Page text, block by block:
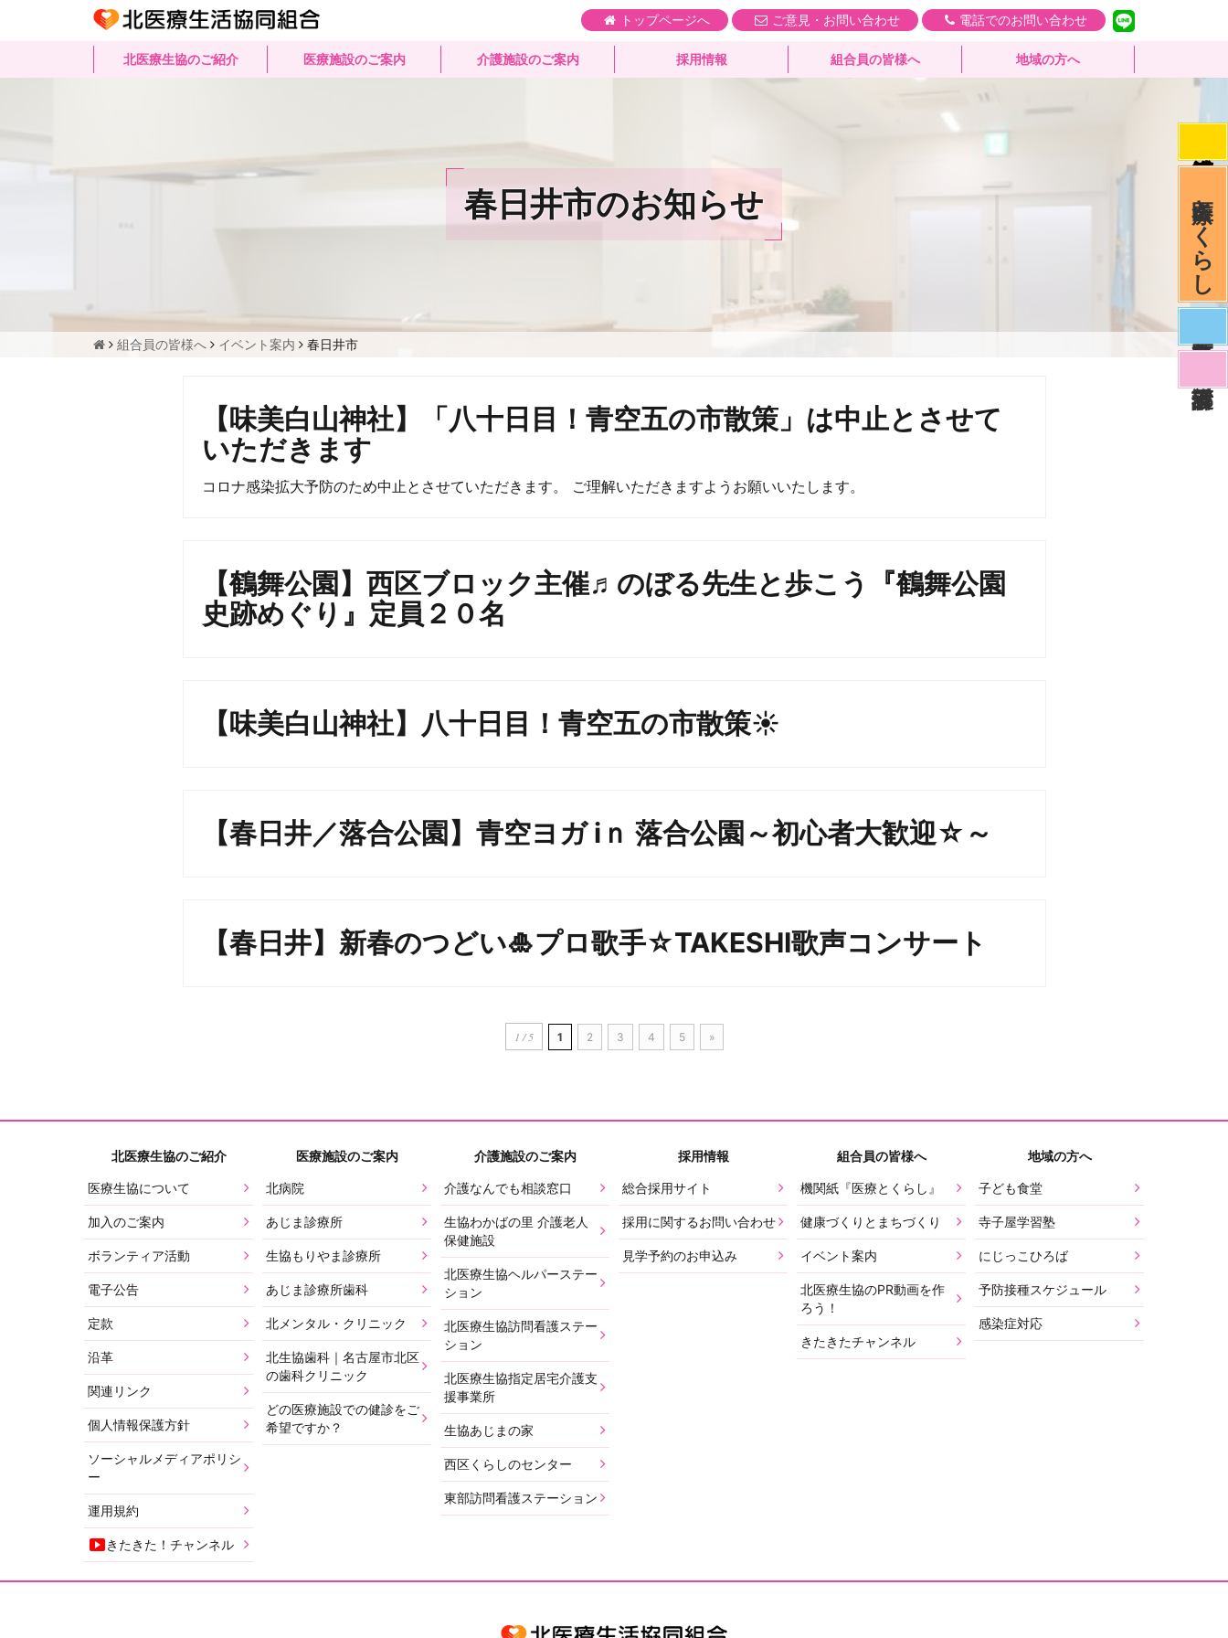
トップページへ ご意見・お問い合わせ 電話でのお問い合わせ
北医療生協のご紹介 医療施設のご案内 介護施設のご案内 採用情報 組合員の皆様へ 地域の方へ
春日井市のお知らせ
組合員の皆様へ イベント案内 春日井市
医療とくらし
【味美白山神社】「八十日目！青空五の市散策」は中止とさせて
いただきます
コロナ感染拡大予防のため中止とさせていただきます。 ご理解いただきますようお願いいたします。
【鶴舞公園】西区ブロック主催♬のぼる先生と歩こう『鶴舞公園
史跡めぐり』定員２０名
【味美白山神社】八十日目！青空五の市散策☀
【春日井／落合公園】青空ヨガ iｎ 落合公園～初心者大歓迎☆～
【春日井】新春のつどい🎍プロ歌手☆TAKESHI歌声コンサート
1 / 5 1 2 3 4 5 »
北医療生協のご紹介
医療生協について
加入のご案内
ボランティア活動
電子公告
定款
沿革
関連リンク
個人情報保護方針
ソーシャルメディアポリシ
ー
運用規約
きたきた！チャンネル
医療施設のご案内
北病院
あじま診療所
生協もりやま診療所
あじま診療所歯科
北メンタル・クリニック
北生協歯科｜名古屋市北区
の歯科クリニック
どの医療施設での健診をご
希望ですか？
介護施設のご案内
介護なんでも相談窓口
生協わかばの里 介護老人
保健施設
北医療生協ヘルパーステー
ション
北医療生協訪問看護ステー
ション
北医療生協指定居宅介護支
援事業所
生協あじまの家
西区くらしのセンター
東部訪問看護ステーション
採用情報
総合採用サイト
採用に関するお問い合わせ
見学予約のお申込み
組合員の皆様へ
機関紙『医療とくらし』
健康づくりとまちづくり
イベント案内
北医療生協のPR動画を作
ろう！
きたきたチャンネル
地域の方へ
子ども食堂
寺子屋学習塾
にじっこひろば
予防接種スケジュール
感染症対応